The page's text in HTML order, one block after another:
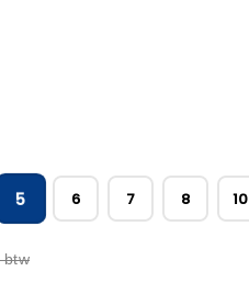
5 6 7 8 10